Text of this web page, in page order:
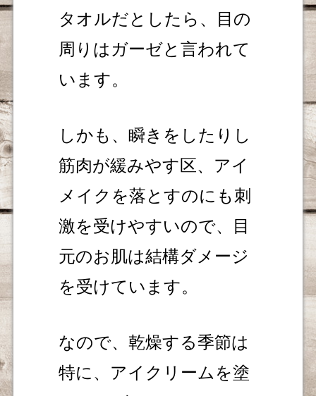
タオルだとしたら、目の
周りはガーゼと言われて
います。
しかも、瞬きをしたりし
筋肉が緩みやす区、アイ
メイクを落とすのにも刺
激を受けやすいので、目
元のお肌は結構ダメージ
を受けています。
なので、乾燥する季節は
特に、アイクリームを塗